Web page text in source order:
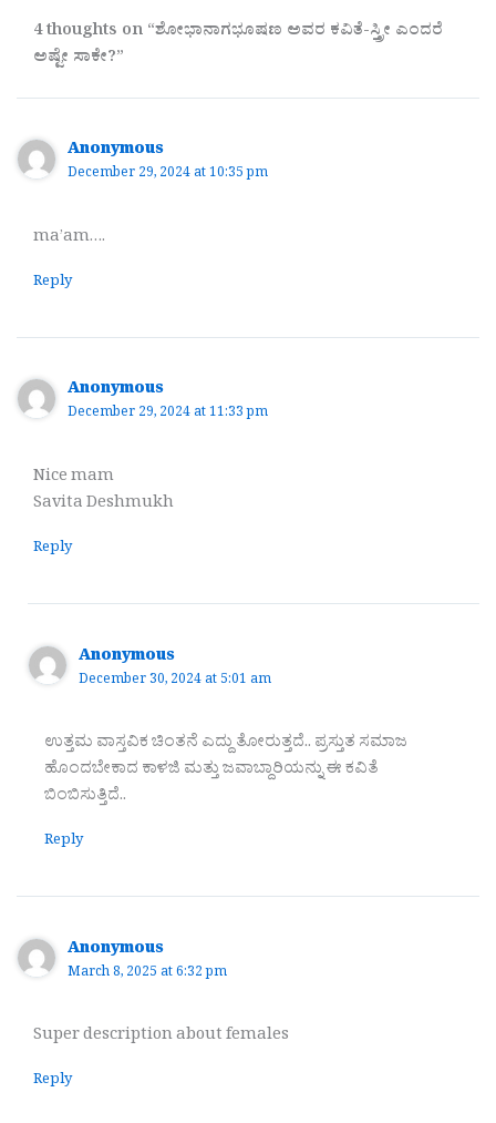
4 thoughts on “ಶೋಭಾನಾಗಭೂಷಣ ಅವರ ಕವಿತೆ-ಸ್ತ್ರೀ ಎಂದರೆ
ಅಷ್ಟೇ ಸಾಕೇ?”
Anonymous
December 29, 2024 at 10:35 pm
ma’am….
Reply
Anonymous
December 29, 2024 at 11:33 pm
Nice mam
Savita Deshmukh
Reply
Anonymous
December 30, 2024 at 5:01 am
ಉತ್ತಮ ವಾಸ್ತವಿಕ ಚಿಂತನೆ ಎದ್ದು ತೋರುತ್ತದೆ.. ಪ್ರಸ್ತುತ ಸಮಾಜ
ಹೊಂದಬೇಕಾದ ಕಾಳಜಿ ಮತ್ತು ಜವಾಬ್ದಾರಿಯನ್ನು ಈ ಕವಿತೆ
ಬಿಂಬಿಸುತ್ತಿದೆ..
Reply
Anonymous
March 8, 2025 at 6:32 pm
Super description about females
Reply